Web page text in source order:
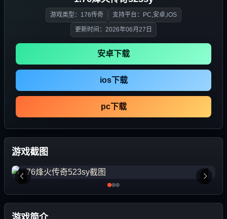
游戏类型：176传奇 支持平台：PC,安卓,iOS
更新时间：2026年06月27日
安卓下载
ios下载
pc下载
游戏截图